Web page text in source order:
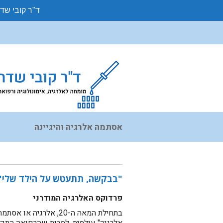
אסתמה אלרגיה והיגיינה
"בבקשה, תתעטש על הילד
פרדוקס האלרגיה המודרני
בתחילת המאה ה-20,
ד"ר קובי